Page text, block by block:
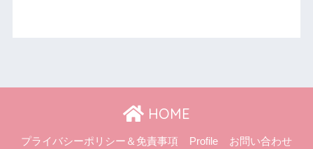
HOME
プライバシーポリシー＆免責事項 Profile お問い合わせ